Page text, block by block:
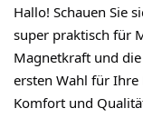
Hallo! Schauen Sie
super praktisch für
Magnetkraft und
ersten Wahl für
Komfort und